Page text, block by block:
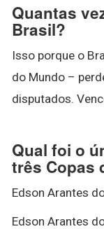
Quantas
Brasil?
Isso porque o
do Mundo –
disputados.
Qual foi o
três Copas
Edson Arantes
Edson Arantes